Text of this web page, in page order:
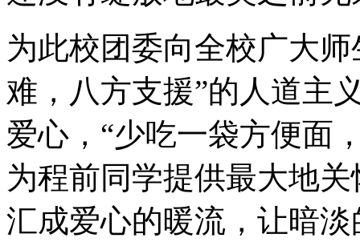
为此校团委向全校广大
难，八方支援”的人道主
爱心，“少吃一袋方便面
为程前同学提供最大地
汇成爱心的暖流，让暗